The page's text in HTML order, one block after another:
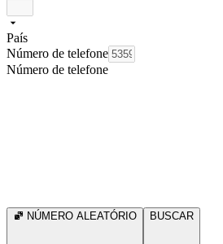
País
Número de telefone
Número de telefone
NÚMERO ALEATÓRIO BUSCAR